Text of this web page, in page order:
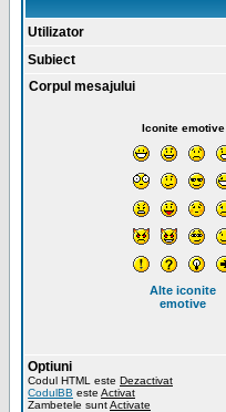
Utilizator
Subiect
Corpul mesajului
Iconite emotive
Alte iconite
emotive
Optiuni
Codul HTML este Dezactivat
CodulBB este Activat
Zambetele suntActivate